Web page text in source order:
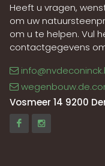
Heeft u vragen,
om uw
om u te helpen. Vul
contactgegevens
Vosmeer 14 9200